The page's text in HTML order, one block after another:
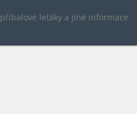
příbalové letáky a jiné informace